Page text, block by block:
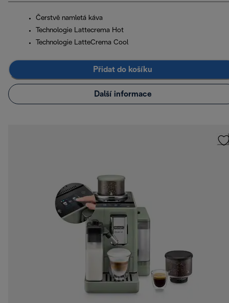
Čerstvě namletá káva
Technologie Lattecrema Hot
Technologie LatteCrema Cool
Přidat do košíku
Další informace